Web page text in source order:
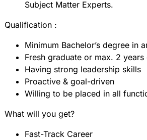
Subject Matter Experts.
Qualification :
Minimum Bachelor’s degree in
Fresh graduate or max. 2
Having strong leadership skills
Proactive & goal-driven
Willing to be placed in all
What will you get?
Fast-Track Career